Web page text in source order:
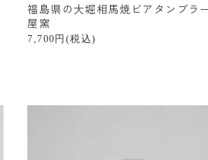
福島県の大堀相馬焼ビアタンブラ
屋窯
7,700円(税込)